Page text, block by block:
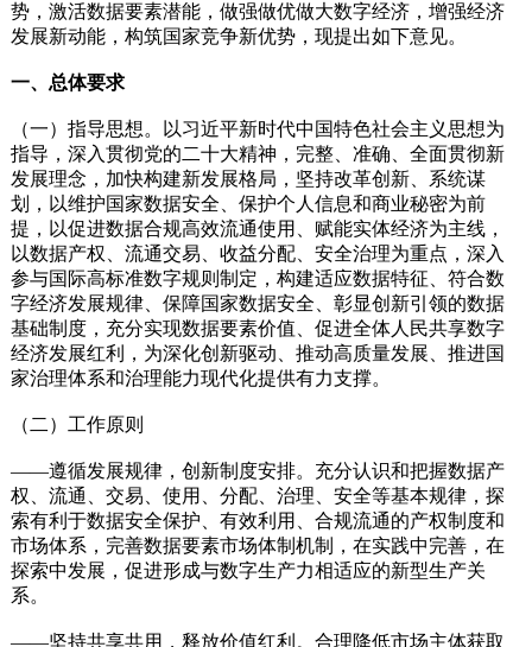
势，激活数据要素潜能，做强做优做大数字经济，增强经济
发展新动能，构筑国家竞争新优势，现提出如下意见。
一、总体要求
（一）指导思想。以习近平新时代中国特色社会主义思想为
指导，深入贯彻党的二十大精神，完整、准确、全面贯彻新
发展理念，加快构建新发展格局，坚持改革创新、系统谋
划，以维护国家数据安全、保护个人信息和商业秘密为前
提，以促进数据合规高效流通使用、赋能实体经济为主线，
以数据产权、流通交易、收益分配、安全治理为重点，深入
参与国际高标准数字规则制定，构建适应数据特征、符合数
字经济发展规律、保障国家数据安全、彰显创新引领的数据
基础制度，充分实现数据要素价值、促进全体人民共享数字
经济发展红利，为深化创新驱动、推动高质量发展、推进国
家治理体系和治理能力现代化提供有力支撑。
（二）工作原则
——遵循发展规律，创新制度安排。充分认识和把握数据产
权、流通、交易、使用、分配、治理、安全等基本规律，探
索有利于数据安全保护、有效利用、合规流通的产权制度和
市场体系，完善数据要素市场体制机制，在实践中完善，在
探索中发展，促进形成与数字生产力相适应的新型生产关
系。
——坚持共享共用，释放价值红利。合理降低市场主体获取